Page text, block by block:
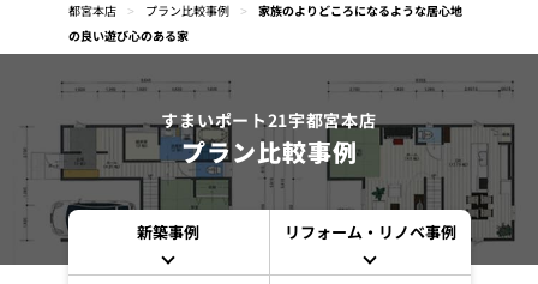
都宮本店
> プラン比較事例 >
家族のよりどころになるような居心地
の良い遊び心のある家
すまいポート21宇都宮本店
プラン比較事例
新築事例 リフォーム・リノベ事例